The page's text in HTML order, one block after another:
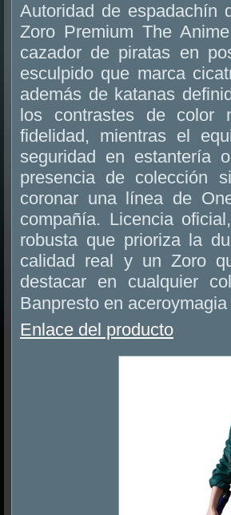
Autoridad de espadachín
Zoro Premium The
cazador de piratas en
esculpido que marca
además de katanas
los contrastes de color
fidelidad, mientras el
seguridad en estantería
presencia de colección
coronar una línea de
compañía. Licencia
robusta que prioriza la
calidad real y un Zoro
destacar en cualquier
Banpresto en aceroymagia
Enlace del producto